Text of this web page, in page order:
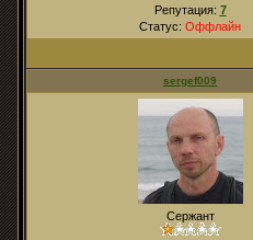
Репутация: 7
Статус: Оффлайн
sergef009
Сержант